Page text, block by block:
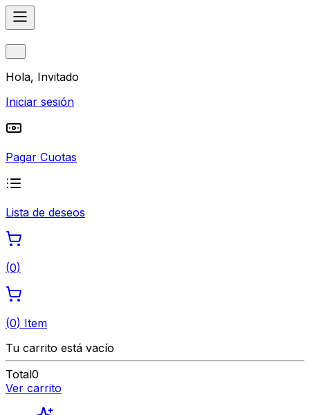
Hola, Invitado
Iniciar sesión
Pagar Cuotas
Lista de deseos
(0)
(0) Item
Tu carrito está vacío
Total0
Ver carrito